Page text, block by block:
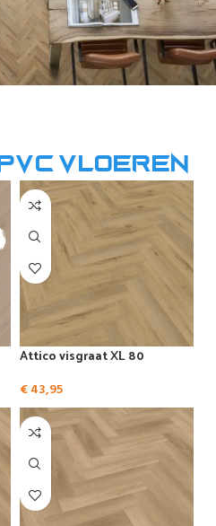
PVC vloeren
Attico visgraat XL 80
€43,95